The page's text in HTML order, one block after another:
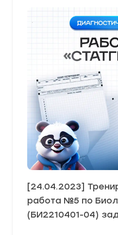
[24.04.2023]
работа №5 по
(БИ2210401-04)